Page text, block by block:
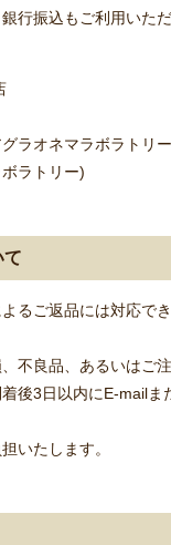
行振込もご利用いただ
ラオネマラボラトリ
ラトリー)
て
よるご返品には対応で
、不良品、あるいはご
後3日以内にE-mailま
いたします。